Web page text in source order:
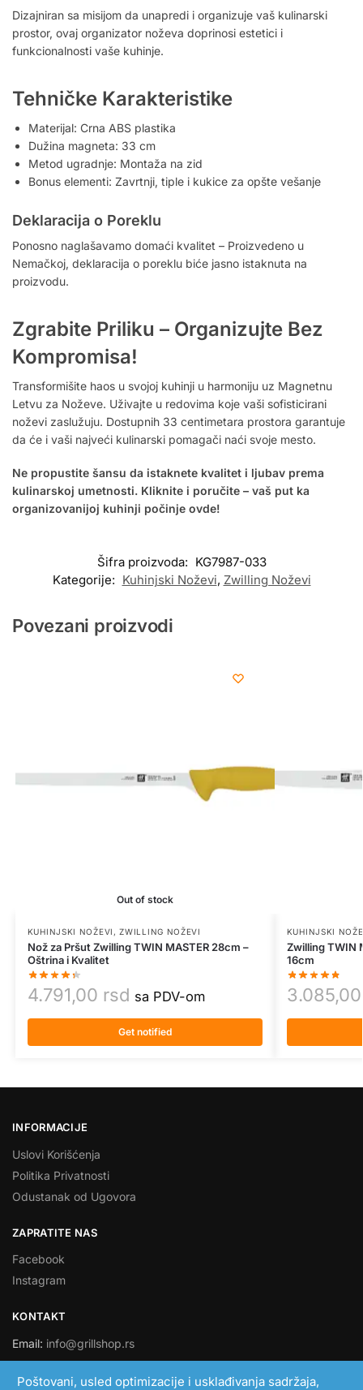
Poštovani, usled optimizacije i usklađivanja sadržaja,
Dizajniran sa misijom da unapredi i organizuje vaš kulinarski
prostor, ovaj organizator noževa doprinosi estetici i
funkcionalnosti vaše kuhinje.
Tehničke Karakteristike
Materijal: Crna ABS plastika
Dužina magneta: 33 cm
Metod ugradnje: Montaža na zid
Bonus elementi: Zavrtnji, tiple i kukice za opšte vešanje
Deklaracija o Poreklu
Ponosno naglašavamo domaći kvalitet – Proizvedeno u
Nemačkoj, deklaracija o poreklu biće jasno istaknuta na
proizvodu.
Zgrabite Priliku – Organizujte Bez
Kompromisa!
Transformišite haos u svojoj kuhinji u harmoniju uz Magnetnu
Letvu za Noževe. Uživajte u redovima koje vaši sofisticirani
noževi zaslužuju. Dostupnih 33 centimetara prostora garantuje
da će i vaši najveći kulinarski pomagači naći svoje mesto.
Ne propustite šansu da istaknete kvalitet i ljubav prema
kulinarskoj umetnosti. Kliknite i poručite – vaš put ka
organizovanijoj kuhinji počinje ovde!
Šifra proizvoda: KG7987-033
Kategorije: Kuhinjski Noževi, Zwilling Noževi
Povezani proizvodi
Out of stock
KUHINJSKI NOŽEVI ,ZWILLING NOŽEVI
Nož za Pršut Zwilling TWIN MASTER 28cm –
Oštrina i Kvalitet
4.791,00 rsd sa PDV-om
Get notified
KUHINJSKI
Zwilling TWIN
16cm
INFORMACIJE
Uslovi Korišćenja
Politika Privatnosti
Odustanak od Ugovora
ZAPRATITE NAS
Facebook
Instagram
KONTAKT
Email: info@grillshop.rs
SMART LINK DOO